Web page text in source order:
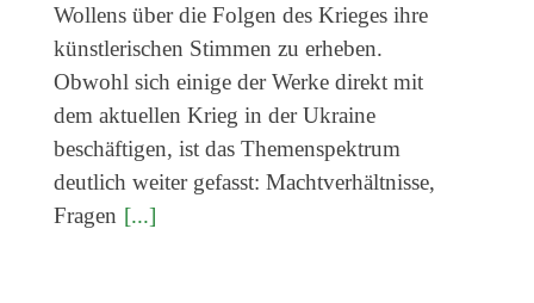
Anfrage
Archiv
Archivübersicht
Ausstellungen
Veranstaltungen
Wollens über die Folgen des Krieges ihre
künstlerischen Stimmen zu erheben.
Obwohl sich einige der Werke direkt mit
dem aktuellen Krieg in der Ukraine
beschäftigen, ist das Themenspektrum
deutlich weiter gefasst: Machtverhältnisse,
Fragen [...]